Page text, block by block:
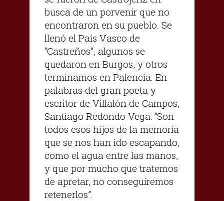
busca de un porvenir que no
encontraron en su pueblo. Se
llenó el País Vasco de
“Castreños”, algunos se
quedaron en Burgos, y otros
terminamos en Palencia. En
palabras del gran poeta y
escritor de Villalón de Campos,
Santiago Redondo Vega: “Son
todos esos hijos de la memoria
que se nos han ido escapando,
como el agua entre las manos,
y que por mucho que tratemos
de apretar, no conseguiremos
retenerlos”.